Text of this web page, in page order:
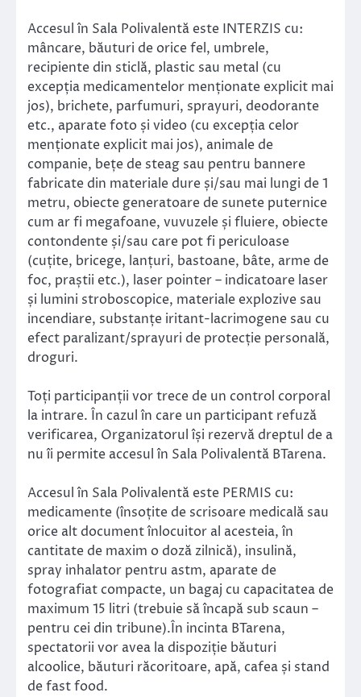
Accesul în Sala Polivalentă este INTERZIS cu:
mâncare, băuturi de orice fel, umbrele,
recipiente din sticlă, plastic sau metal (cu
excepția medicamentelor menționate explicit mai
jos), brichete, parfumuri, sprayuri, deodorante
etc., aparate foto și video (cu excepția celor
menționate explicit mai jos), animale de
companie, bețe de steag sau pentru bannere
fabricate din materiale dure și/sau mai lungi de 1
metru, obiecte generatoare de sunete puternice
cum ar fi megafoane, vuvuzele și fluiere, obiecte
contondente și/sau care pot fi periculoase
(cuțite, bricege, lanțuri, bastoane, bâte, arme de
foc, praștii etc.), laser pointer – indicatoare laser
și lumini stroboscopice, materiale explozive sau
incendiare, substanțe iritant-lacrimogene sau cu
efect paralizant/sprayuri de protecție personală,
droguri.
Toți participanții vor trece de un control corporal
la intrare. În cazul în care un participant refuză
verificarea, Organizatorul își rezervă dreptul de a
nu îi permite accesul în Sala Polivalentă BTarena.
Accesul în Sala Polivalentă este PERMIS cu:
medicamente (însoțite de scrisoare medicală sau
orice alt document înlocuitor al acesteia, în
cantitate de maxim o doză zilnică), insulină,
spray inhalator pentru astm, aparate de
fotografiat compacte, un bagaj cu capacitatea de
maximum 15 litri (trebuie să încapă sub scaun –
pentru cei din tribune).În incinta BTarena,
spectatorii vor avea la dispoziție băuturi
alcoolice, băuturi răcoritoare, apă, cafea și stand
de fast food.